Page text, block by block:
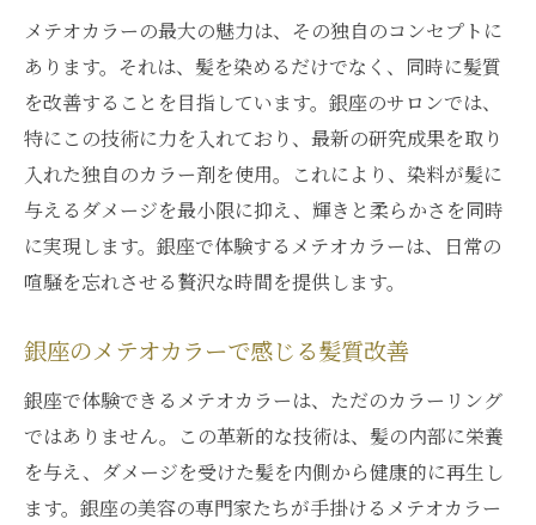
メテオカラーの最大の魅力は、その独自のコンセプトに
あります。それは、髪を染めるだけでなく、同時に髪質
を改善することを目指しています。銀座のサロンでは、
特にこの技術に力を入れており、最新の研究成果を取り
入れた独自のカラー剤を使用。これにより、染料が髪に
与えるダメージを最小限に抑え、輝きと柔らかさを同時
に実現します。銀座で体験するメテオカラーは、日常の
喧騒を忘れさせる贅沢な時間を提供します。
銀座のメテオカラーで感じる髪質改善
銀座で体験できるメテオカラーは、ただのカラーリング
ではありません。この革新的な技術は、髪の内部に栄養
を与え、ダメージを受けた髪を内側から健康的に再生し
ます。銀座の美容の専門家たちが手掛けるメテオカラー